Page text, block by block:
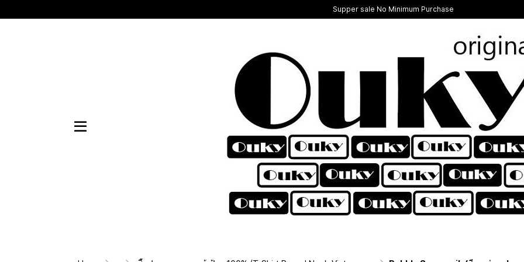
Supper sale No Minimum Purchase